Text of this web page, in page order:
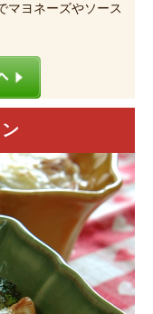
マヨネーズやソース